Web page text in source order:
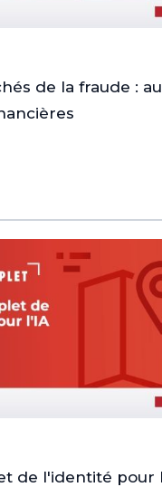
de la fraude :
de l'identité pour